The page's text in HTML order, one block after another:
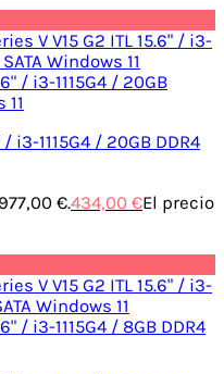
/ i3-1115G4 / 20GB DDR4
€.434,00 €El precio